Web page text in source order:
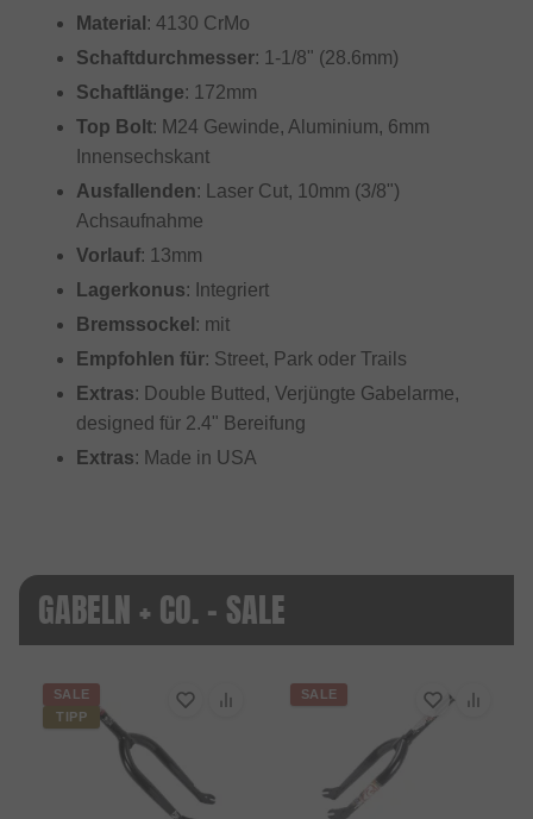
Material : 4130 CrMo
Schaftdurchmesser: 1-1/8" (28.6mm)
Schaftlänge: 172mm
Top Bolt: M24 Gewinde, Aluminium, 6mm
Innensechskant
Ausfallenden: Laser Cut, 10mm (3/8")
Achsaufnahme
Vorlauf: 13mm
Lagerkonus: Integriert
Bremssockel : mit
Empfohlen für: Street, Park oder Trails
Extras: Double Butted, Verjüngte Gabelarme,
designed für 2.4" Bereifung
Extras: Made in USA
GABELN + CO. - SALE
SALE
TIPP
SALE